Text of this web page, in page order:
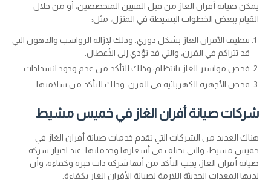
يمكن صيانة أفران الغاز من قبل الفنيين المتخصصين، أو من خلال
القيام ببعض الخطوات البسيطة في المنزل، مثل:
تنظيف الأفران الغاز بشكل دوري: وذلك لإزالة الرواسب والدهون التي
قد تتراكم في الفرن، والتي قد تؤدي إلى الأعطال.
فحص مواسير الغاز بانتظام: وذلك للتأكد من عدم وجود انسدادات.
فحص الأجهزة الكهربائية في الفرن: وذلك للتأكد من سلامتها.
شركات صيانة أفران الغاز في خميس مشيط
هناك العديد من الشركات التي تقدم خدمات صيانة أفران الغاز في
خميس مشيط، والتي تختلف في أسعارها وخدماتها. عند اختيار شركة
صيانة أفران الغاز، يجب التأكد من أنها شركة ذات خبرة وكفاءة، وأن
لديها المعدات الحديثة اللازمة لصيانة الأفران الغاز بكفاءة.